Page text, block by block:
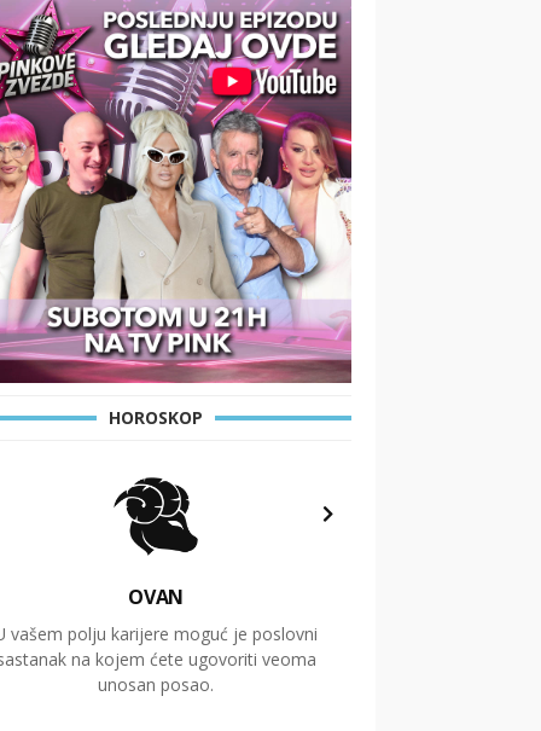
HOROSKOP
OVAN
vašem polju karijere moguć je poslovni
na kojem ćete ugovoriti veoma
unosan posao.